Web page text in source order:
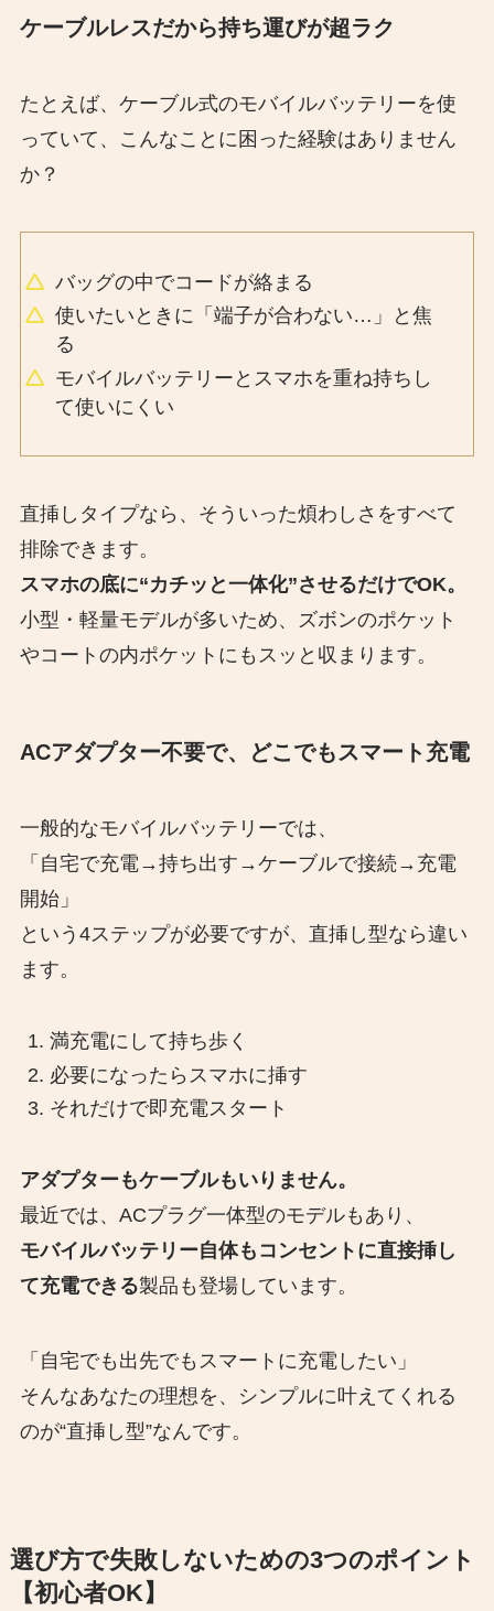
ケーブルレスだから持ち運びが超ラク
たとえば、ケーブル式のモバイルバッテリーを使
っていて、こんなことに困った経験はありません
か？
バッグの中でコードが絡まる
使いたいときに「端子が合わない…」と焦
る
モバイルバッテリーとスマホを重ね持ちし
て使いにくい
直挿しタイプなら、そういった煩わしさをすべて
排除できます。
スマホの底に“カチッと一体化”させるだけでOK。
小型・軽量モデルが多いため、ズボンのポケット
やコートの内ポケットにもスッと収まります。
ACアダプター不要で、どこでもスマート充電
一般的なモバイルバッテリーでは、
「自宅で充電→持ち出す→ケーブルで接続→充電
開始」
という4ステップが必要ですが、直挿し型なら違い
ます。
満充電にして持ち歩く
必要になったらスマホに挿す
それだけで即充電スタート
アダプターもケーブルもいりません。
最近では、ACプラグ一体型のモデルもあり、
モバイルバッテリー自体もコンセントに直接挿し
て充電できる製品も登場しています。
「自宅でも出先でもスマートに充電したい」
そんなあなたの理想を、シンプルに叶えてくれる
のが“直挿し型”なんです。
選び方で失敗しないための3つのポイント
【初心者OK】